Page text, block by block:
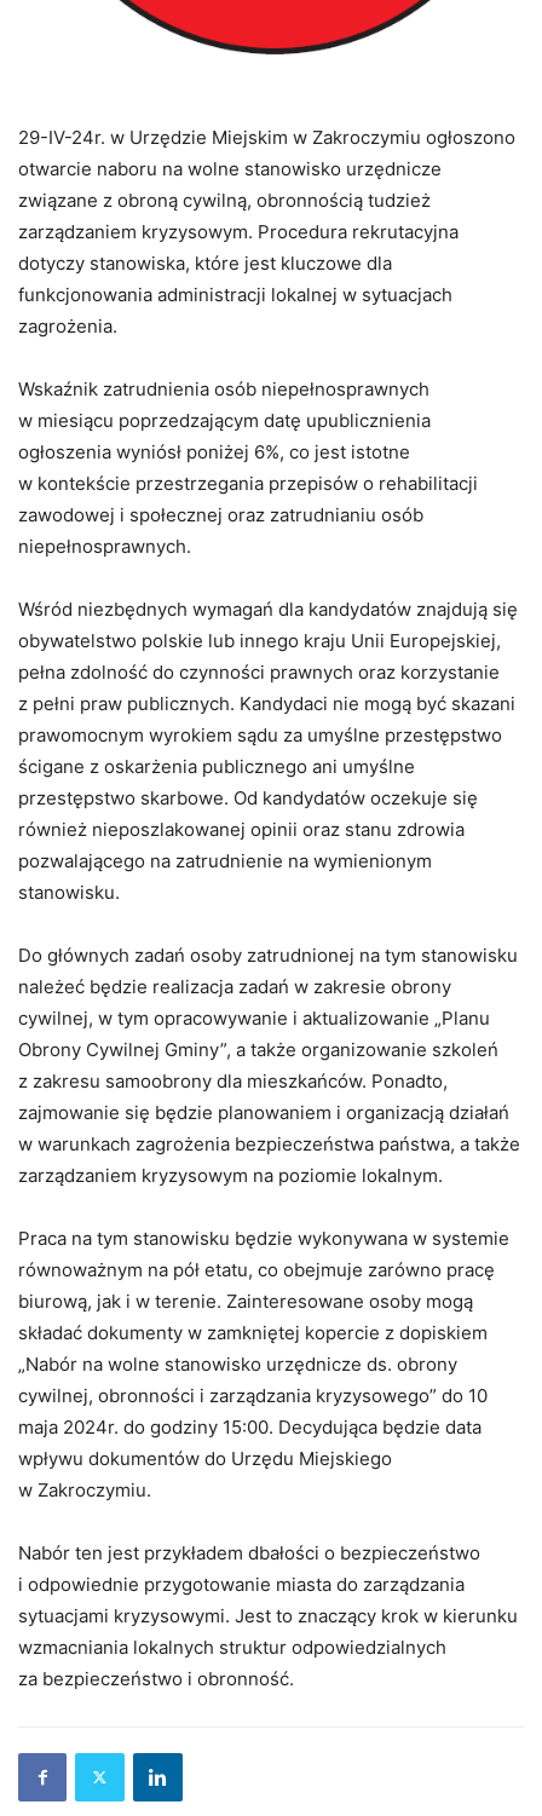
29-IV-24r. w Urzędzie Miejskim w Zakroczymiu ogłoszono
otwarcie naboru na wolne stanowisko urzędnicze
związane z obroną cywilną, obronnością tudzież
zarządzaniem kryzysowym. Procedura rekrutacyjna
dotyczy stanowiska, które jest kluczowe dla
funkcjonowania administracji lokalnej w sytuacjach
zagrożenia.
Wskaźnik zatrudnienia osób niepełnosprawnych
w miesiącu poprzedzającym datę upublicznienia
ogłoszenia wyniósł poniżej 6%, co jest istotne
w kontekście przestrzegania przepisów o rehabilitacji
zawodowej i społecznej oraz zatrudnianiu osób
niepełnosprawnych.
Wśród niezbędnych wymagań dla kandydatów znajdują się
obywatelstwo polskie lub innego kraju Unii Europejskiej,
pełna zdolność do czynności prawnych oraz korzystanie
z pełni praw publicznych. Kandydaci nie mogą być skazani
prawomocnym wyrokiem sądu za umyślne przestępstwo
ścigane z oskarżenia publicznego ani umyślne
przestępstwo skarbowe. Od kandydatów oczekuje się
również nieposzlakowanej opinii oraz stanu zdrowia
pozwalającego na zatrudnienie na wymienionym
stanowisku.
Do głównych zadań osoby zatrudnionej na tym stanowisku
należeć będzie realizacja zadań w zakresie obrony
cywilnej, w tym opracowywanie i aktualizowanie „Planu
Obrony Cywilnej Gminy”, a także organizowanie szkoleń
z zakresu samoobrony dla mieszkańców. Ponadto,
zajmowanie się będzie planowaniem i organizacją działań
w warunkach zagrożenia bezpieczeństwa państwa, a także
zarządzaniem kryzysowym na poziomie lokalnym.
Praca na tym stanowisku będzie wykonywana w systemie
równoważnym na pół etatu, co obejmuje zarówno pracę
biurową, jak i w terenie. Zainteresowane osoby mogą
składać dokumenty w zamkniętej kopercie z dopiskiem
„Nabór na wolne stanowisko urzędnicze ds. obrony
cywilnej, obronności i zarządzania kryzysowego” do 10
maja 2024r. do godziny 15:00. Decydująca będzie data
wpływu dokumentów do Urzędu Miejskiego
w Zakroczymiu.
Nabór ten jest przykładem dbałości o bezpieczeństwo
i odpowiednie przygotowanie miasta do zarządzania
sytuacjami kryzysowymi. Jest to znaczący krok w kierunku
wzmacniania lokalnych struktur odpowiedzialnych
za bezpieczeństwo i obronność.